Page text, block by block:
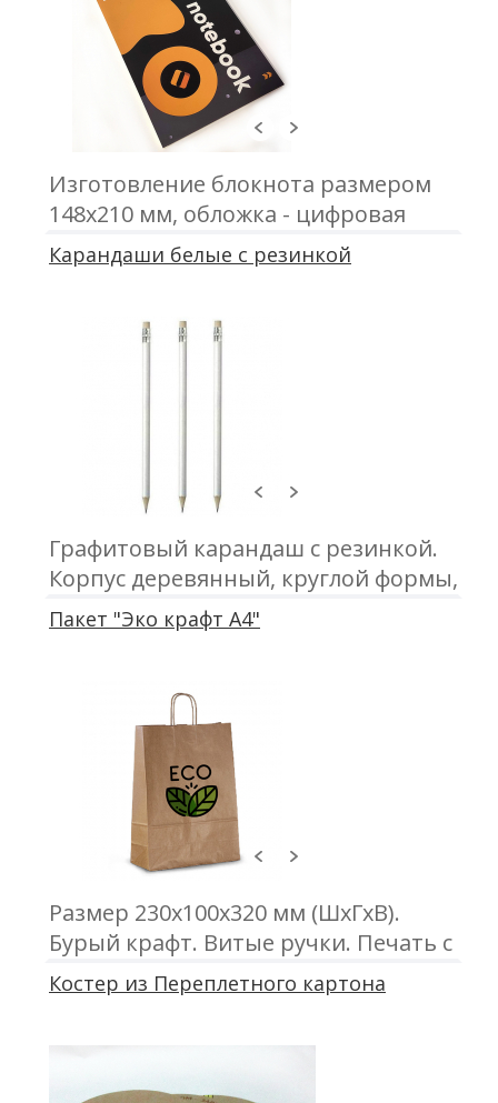
Изготовление блокнота размером
148х210 мм, обложка - цифровая
печать; блок - 50 листов, офсетная
печать; крепление - металлическая
Карандаши белые с резинкой
Графитовый карандаш с резинкой.
Корпус деревянный, круглой формы,
цвет белый. Заточен
Пакет "Эко крафт А4"
Размер 230х100х320 мм (ШхГхВ).
Бурый крафт. Витые ручки. Печать с
одной или двух сторон
Костер из Переплетного картона